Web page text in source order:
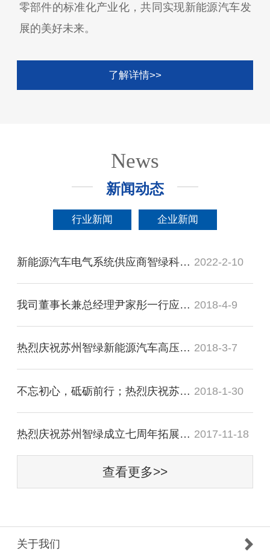
零部件的标准化产业化，共同实现新能源汽车发
展的美好未来。
了解详情>>
News
新闻动态
行业新闻 企业新闻
新能源汽车电气系统供应商智绿科技完成新一轮融资，小米领投 2022-2-10
我司董事长兼总经理尹家彤一行应邀会见溧阳市市长徐华勤 2018-4-9
热烈庆祝苏州智绿新能源汽车高压连接与配电器项目正式签约竹箦 2018-3-7
不忘初心，砥砺前行；热烈庆祝苏州智绿2018年迎新晚宴圆满成功 2018-1-30
热烈庆祝苏州智绿成立七周年拓展训练活动圆满成功 2017-11-18
查看更多>>
关于我们